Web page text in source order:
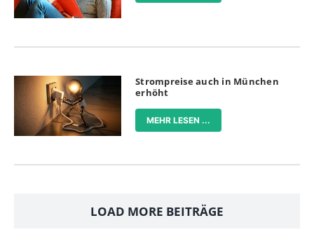
Strompreise auch in München
erhöht
MEHR LESEN ...
LOAD MORE BEITRÄGE